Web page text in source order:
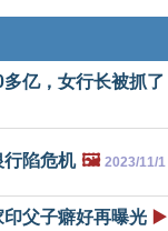
亿，女行长被抓了
行陷危机 🖼️ 2023/11/1
父子癖好再曝光 ▶️